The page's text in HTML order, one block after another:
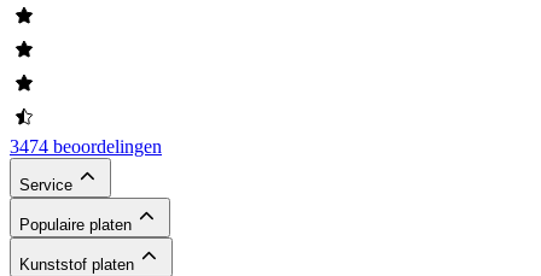
3474 beoordelingen
Service
Populaire platen
Kunststof platen